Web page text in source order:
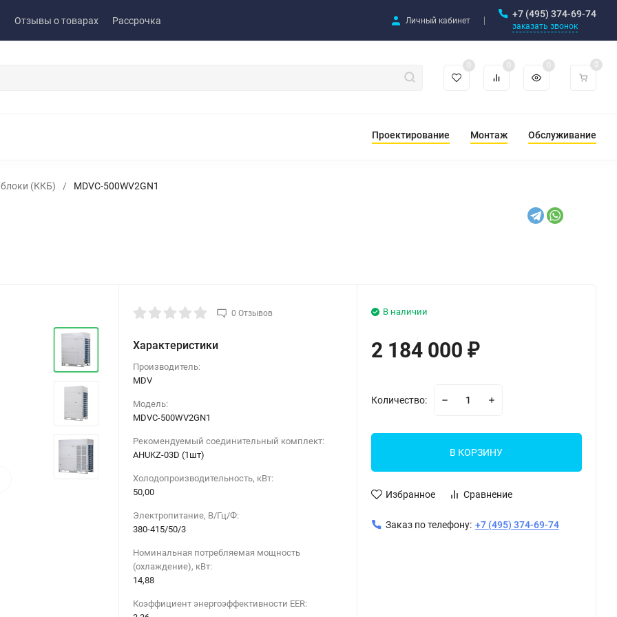
Отзывы о товарах Рассрочка Личный кабинет
+7 (495) 374-69-74
заказать звонок
0 0 0 0
Проектирование Монтаж Обслуживание
(ККБ) / MDVC-500WV2GN1
0 Отзывов
Характеристики
Производитель:
MDV
Модель:
MDVC-500WV2GN1
Рекомендуемый соединительный комплект:
AHUKZ-03D (1шт)
Холодопроизводительность, кВт:
50,00
Электропитание, В/Гц/Ф:
380-415/50/3
Номинальная потребляемая мощность
(охлаждение), кВт:
14,88
Коэффициент энергоэффективности EER:
В наличии
2 184 000 ₽
Количество:
В КОРЗИНУ
Избранное Сравнение
Заказ по телефону: +7 (495) 374-69-74